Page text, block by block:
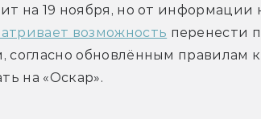
на 19 ноября, но от
возможность перенести
согласно обновлённым правилам
на «Оскар».